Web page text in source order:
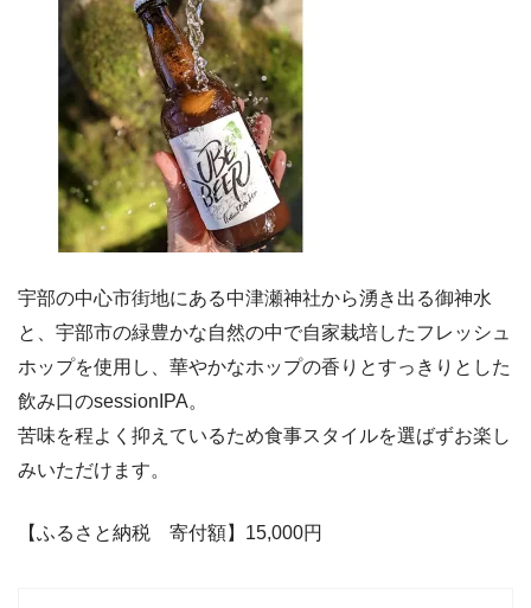
宇部の中心市街地にある中津瀬神社から湧き出る御神水
と、宇部市の緑豊かな自然の中で自家栽培したフレッシュ
ホップを使用し、華やかなホップの香りとすっきりとした
飲み口のsessionIPA。
苦味を程よく抑えているため食事スタイルを選ばずお楽し
みいただけます。
【ふるさと納税 寄付額】15,000円